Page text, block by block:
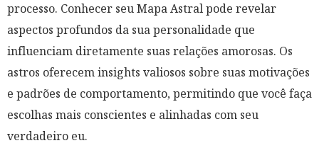
processo. Conhecer seu Mapa Astral pode revelar
aspectos profundos da sua personalidade que
influenciam diretamente suas relações amorosas. Os
astros oferecem insights valiosos sobre suas motivações
e padrões de comportamento, permitindo que você faça
escolhas mais conscientes e alinhadas com seu
verdadeiro eu.